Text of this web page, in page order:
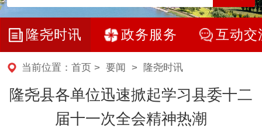
隆尧时讯 政务服务 互动交
当前位置： 首页 > 要闻 > 隆尧时讯
隆尧县各单位迅速掀起学习县委十二
届十一次全会精神热潮